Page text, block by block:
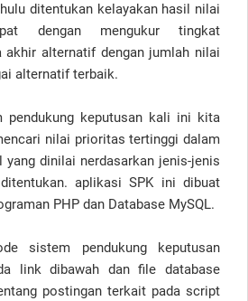
ditentukan kelayakan hasil nilai
dengan mengukur tingkat
akhir alternatif dengan jumlah nilai
alternatif terbaik.
pendukung keputusan kali ini kita
nilai prioritas tertinggi dalam
dinilai nerdasarkan jenis-jenis
aplikasi SPK ini dibuat
PHP dan Database MySQL.
sistem pendukung keputusan
link dibawah dan file database
postingan terkait pada script